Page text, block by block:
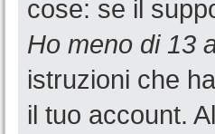
cose: se il
Ho meno di 13
istruzioni che
il tuo account.